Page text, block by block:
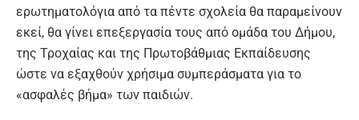
ερωτηματολόγια από τα πέντε σχολεία θα παραμείνουν
εκεί, θα γίνει επεξεργασία τους από ομάδα του Δήμου,
της Τροχαίας και της Πρωτοβάθμιας Εκπαίδευσης
ώστε να εξαχθούν χρήσιμα συμπεράσματα για το
«ασφαλές βήμα» των παιδιών.